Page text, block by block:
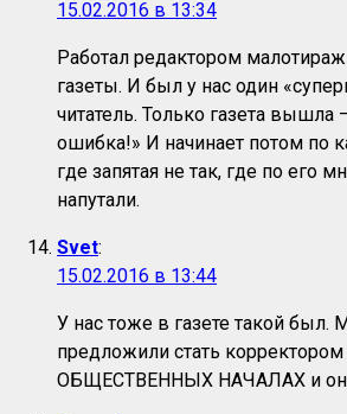
15.02.2016 в 13:34
Работал редактором
газеты. И был у нас один
читатель. Только газета вышла
ошибка!» И начинает потом по
где запятая не так, где по его
напутали.
Svet:
15.02.2016 в 13:44
У нас тоже в газете такой был.
предложили стать корректором
ОБЩЕСТВЕННЫХ НАЧАЛАХ и он